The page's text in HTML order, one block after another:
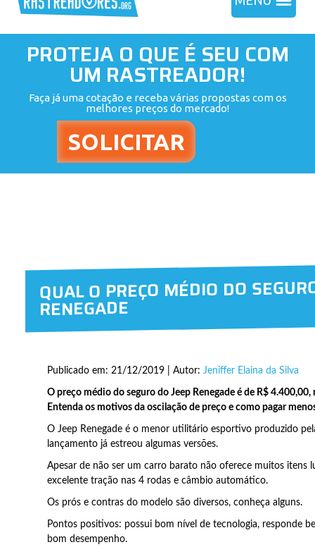
PROTEJA O QUE É SEU COM
UM RASTREADOR!
Faça já uma cotação e receba várias propostas com os
melhores preços do mercado!
QUAL O PREÇO MÉDIO DO
RENEGADE
Publicado em: 21/12/2019 | Autor:Jeniffer Elaina da Silva
O preço médio do seguro do Jeep Renegade é de R$ 4.400,00,
Entenda os motivos da oscilação de preço e como pagar
O Jeep Renegade é o menor utilitário esportivo produzido
lançamento já estreou algumas versões.
Apesar de não ser um carro barato não oferece muitos itens
excelente tração nas 4 rodas e câmbio automático.
Os prós e contras do modelo são diversos, conheça alguns.
Pontos positivos: possui bom nível de tecnologia, responde
bom desempenho.